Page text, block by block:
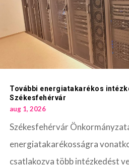
További energiatakarékos
Székesfehérvár
aug 1, 2026
Székesfehérvár
energiatakarékosságra
csatlakozva több intézkedést